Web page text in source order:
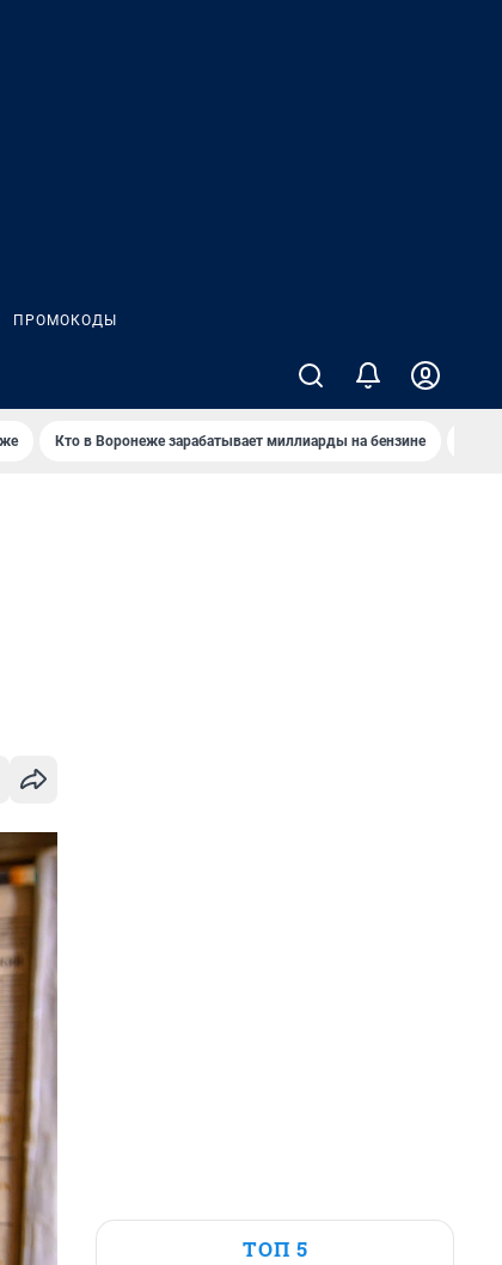
ПРОМОКОДЫ
Кто в Воронеже зарабатывает миллиарды на бензине
ТОП 5